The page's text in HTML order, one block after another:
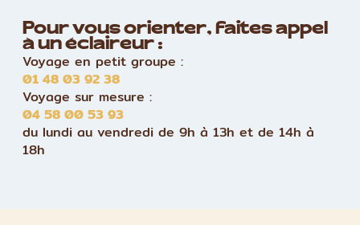
Pour vous orienter, faites appel
à un éclaireur :
Voyage en petit groupe :
01 48 03 92 38
Voyage sur mesure :
04 58 00 53 93
du lundi au vendredi de 9h à 13h et de 14h à
18h